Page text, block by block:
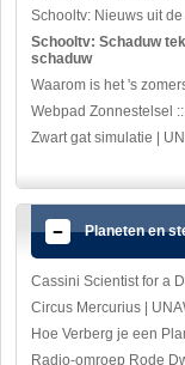
Schooltv: Nieuws uit
Schooltv: Schaduw
schaduw
Waarom is het 's
Webpad Zonnestelsel
Zwart gat simulatie |
Planeten en
Cassini Scientist for a
Circus Mercurius |
Hoe Verberg je een
Radio-omroep Rode